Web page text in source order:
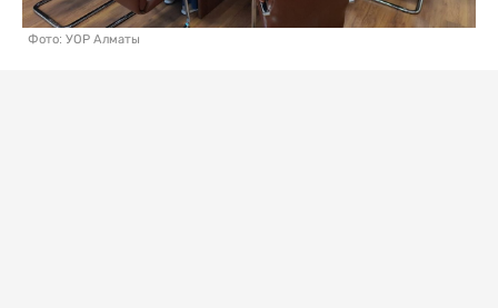
Фото: УОР Алматы